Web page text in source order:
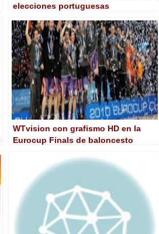
elecciones portuguesas
WTvision con grafismo HD en la
Eurocup Finals de baloncesto